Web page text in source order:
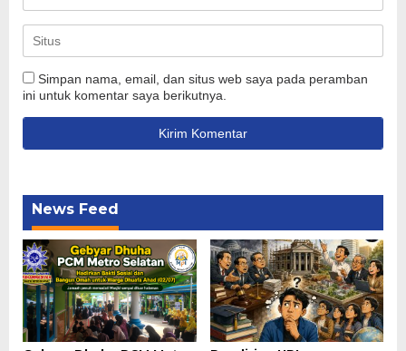
Simpan nama, email, dan situs web saya pada peramban
ini untuk komentar saya berikutnya.
News Feed